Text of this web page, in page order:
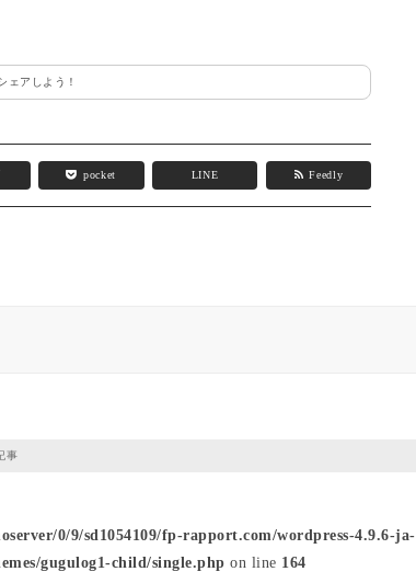
ェアしよう！
pocket LINE Feedly
事
0/9/sd1054109/fp-rapport.com/wordpress-4.9.6-ja-
gugulog1-child/single.php on line 164